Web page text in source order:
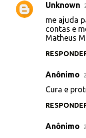
i
Unknown
me ajuda
contas e
Matheus
Anônimo
Cura e
Anônimo